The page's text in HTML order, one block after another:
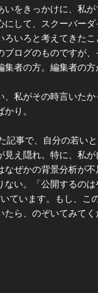
をきっかけに、私
して、スクーバー
いろと考えてきた
ログのものですが
集者の方。編集者の
私がその時言いた
り。
事で、自分の若い
え隠れ。特に、私
ぜかの背景分析が
い。「公開するの
ています。もし、こ
ら、のぞいてみて